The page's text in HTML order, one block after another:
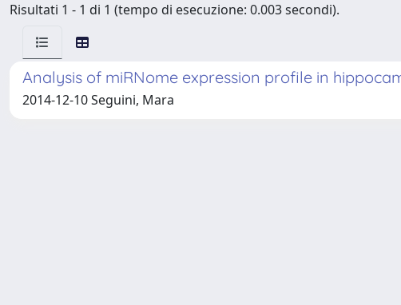
Risultati 1 - 1 di 1 (tempo di esecuzione: 0.003 secondi).
Analysis of miRNome expression profile in
2014-12-10 Seguini, Mara